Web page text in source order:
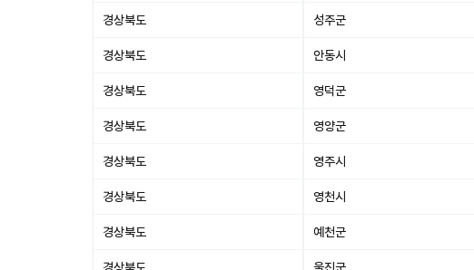
경상북도 성주군
경상북도 안동시
경상북도 영덕군
경상북도 영양군
경상북도 영주시
경상북도 영천시
경상북도 예천군